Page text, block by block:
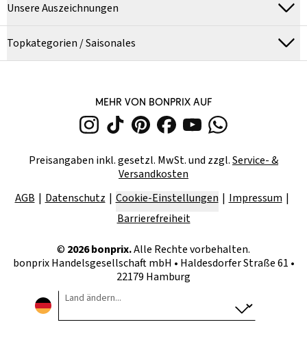
Unsere Auszeichnungen
Topkategorien / Saisonales
MEHR VON BONPRIX AUF
Preisangaben inkl. gesetzl. MwSt. und zzgl.Service- &
Versandkosten
AGB
Datenschutz Cookie-Einstellungen
Impressum
Barrierefreiheit
© 2026bonprix.Alle Rechte vorbehalten.
bonprix Handelsgesellschaft mbH • Haldesdorfer Straße 61 •
22179 Hamburg
Land ändern...